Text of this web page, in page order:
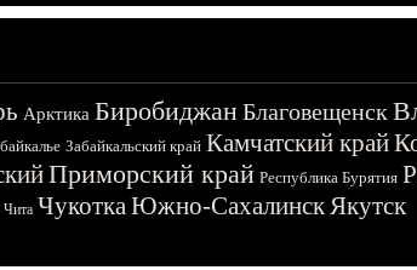
Арктика БиробиджанБлаговещенск
Забайкальский край Камчатский край
Приморский край Республика Бурятия
Чита ЧукоткаЮжно-СахалинскЯкутск